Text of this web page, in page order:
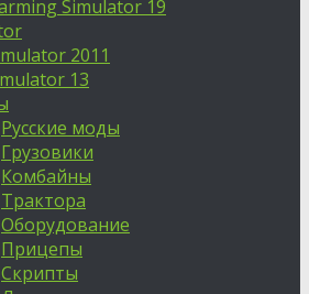
Simulator 19
2011
13
Русские моды
Грузовики
Комбайны
Трактора
Оборудование
Прицепы
Скрипты